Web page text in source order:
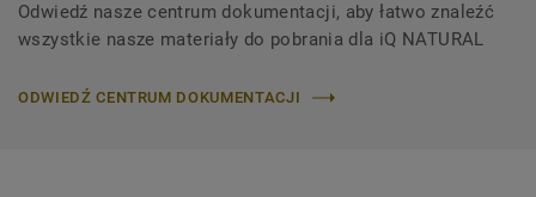
Odwiedź nasze centrum dokumentacji, aby łatwo znaleźć
wszystkie nasze materiały do ​​pobrania dla iQ NATURAL
ODWIEDŹ CENTRUM DOKUMENTACJI